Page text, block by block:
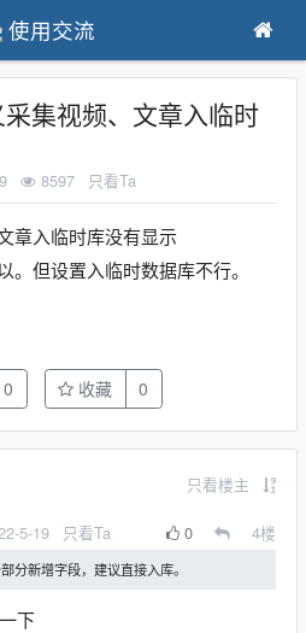
使用交流
集视频、文章入临时
8597 只看Ta
章入临时库没有显示
但设置入临时数据库不行。
0 收藏 0
只看楼主
5-19 只看Ta 0 4楼
分新增字段，建议直接入库。
下